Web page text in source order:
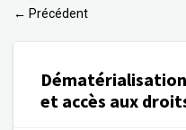
← Précédent
et accès aux